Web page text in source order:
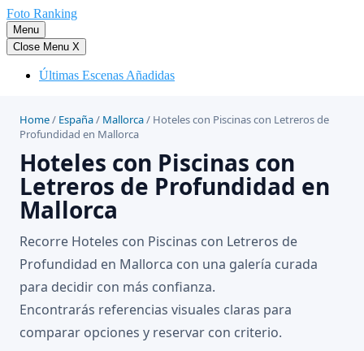
Saltar
al
contenido
Foto Ranking
Menu
Close Menu X
Últimas Escenas Añadidas
Home/ España/ Mallorca/ Hoteles con Piscinas con Letreros de
Profundidad en Mallorca
Hoteles con Piscinas con
Letreros de Profundidad en
Mallorca
Recorre Hoteles con Piscinas con Letreros de
Profundidad en Mallorca con una galería curada
para decidir con más confianza.
Encontrarás referencias visuales claras para
comparar opciones y reservar con criterio.